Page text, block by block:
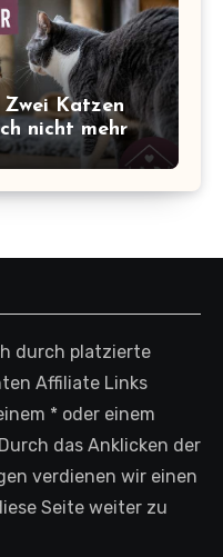
Katzen
nicht mehr
durch platzierte
Affiliate Links
* oder einem
das Anklicken der
verdienen wir einen
Seite weiter zu